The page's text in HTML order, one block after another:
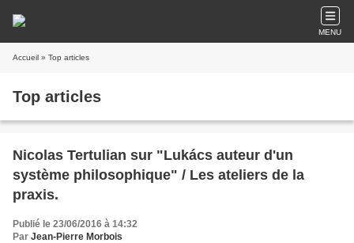
MENU
Accueil » Top articles
Top articles
Nicolas Tertulian sur "Lukács auteur d'un
système philosophique" / Les ateliers de la
praxis.
Publié le 23/06/2016 à 14:32
Par Jean-Pierre Morbois